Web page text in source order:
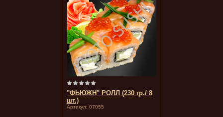
"ФЬЮЖН" РОЛЛ (230 гр./ 8
шт.)
Артикул: 07055